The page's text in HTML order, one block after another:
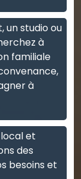
un studio ou
à
familiale
à
et
des
besoins et